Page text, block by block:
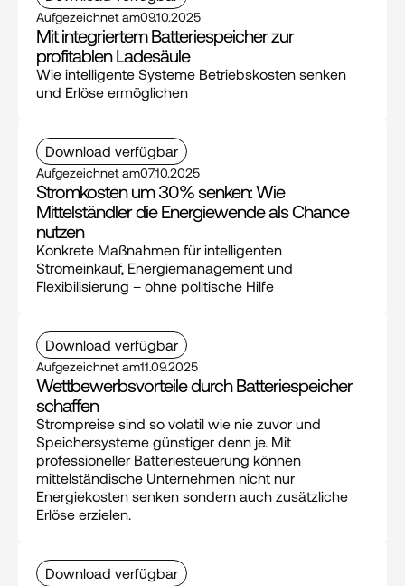
Aufgezeichnet am09.10.2025
Mit integriertem Batteriespeicher zur
profitablen Ladesäule
Wie intelligente Systeme Betriebskosten senken
und Erlöse ermöglichen
Download verfügbar
Aufgezeichnet am07.10.2025
Stromkosten um 30% senken: Wie
Mittelständler die Energiewende als Chance
nutzen
Konkrete Maßnahmen für intelligenten
Stromeinkauf, Energiemanagement und
Flexibilisierung – ohne politische Hilfe
Download verfügbar
Aufgezeichnet am11.09.2025
Wettbewerbs­vorteile durch Batterie­speicher
schaffen
Strompreise sind so volatil wie nie zuvor und
Speichersysteme günstiger denn je. Mit
professioneller Batteriesteuerung können
mittelständische Unternehmen nicht nur
Energiekosten senken sondern auch zusätzliche
Erlöse erzielen.
Download verfügbar